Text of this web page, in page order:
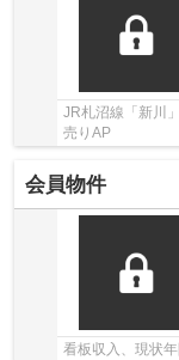
JR札沼線「新川
売りAP
会員物件
看板収入、現状